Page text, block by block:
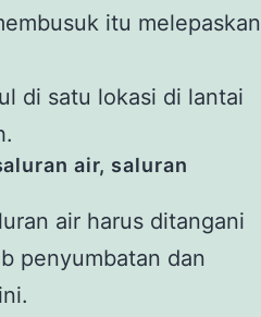
itu melepaskan
di satu lokasi di lantai
air, saluran
air harus ditangani
penyumbatan dan